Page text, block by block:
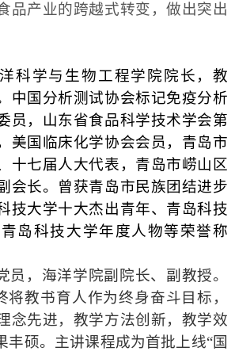
品产业的跨越式转变，做出突出
科学与生物工程学院院长，教
中国分析测试协会标记免疫分析
员，山东省食品科学技术学会第
美国临床化学协会会员，青岛市
十七届人大代表，青岛市崂山区
会长。曾获青岛市民族团结进步
技大学十大杰出青年、青岛科技
岛科技大学年度人物等荣誉称
员，海洋学院副院长、副教授。
将教书育人作为终身奋斗目标，
念先进，教学方法创新，教学效
丰硕。主讲课程成为首批上线“国